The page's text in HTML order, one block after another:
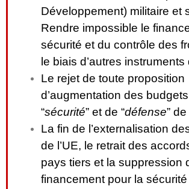
Développement) militaire et
Rendre impossible le
sécurité et du contrôle des
le biais d’autres instruments
Le rejet de toute proposition
d’augmentation des
“sécurité” et de “défense” de
La fin de l’externalisation
de l’UE, le retrait des
pays tiers et la suppression
financement pour la sécurité